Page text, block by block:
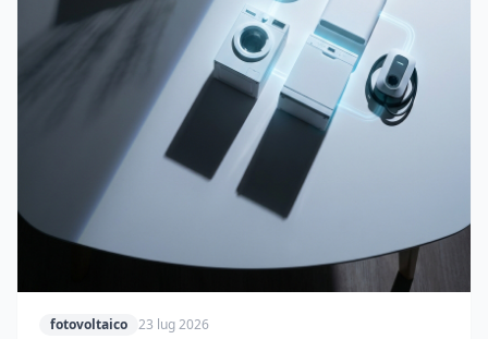
fotovoltaico 23 lug 2026